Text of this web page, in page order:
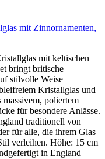
mit Zinnornamenten,
mit keltischen
bringt britische
stilvolle Weise
Kristallglas und
massivem, poliertem
für besondere Anlässe.
traditionell von
für alle, die ihrem Glas
verleihen. Höhe: 15 cm
in England